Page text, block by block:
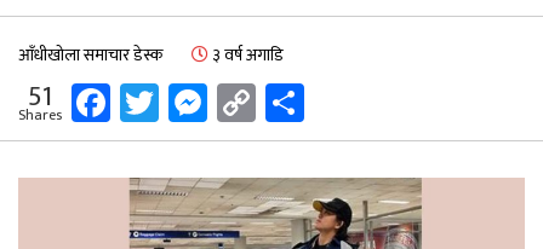
आँधीखोला समाचार डेस्क ३ वर्ष अगाडि
51
Shares Facebook
Twitter
Messenger
Copy
Link